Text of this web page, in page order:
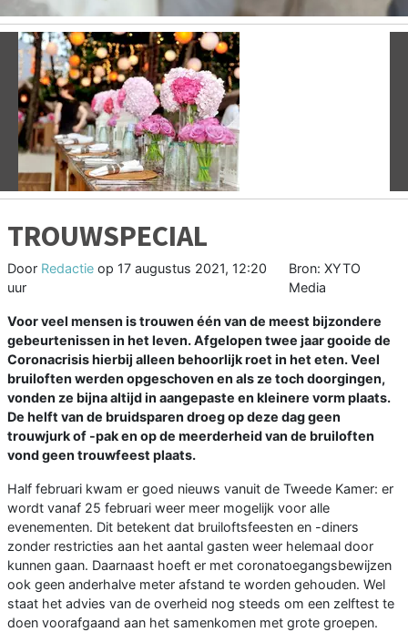
Vorige
TROUWSPECIAL
Door Redactie op 17 augustus 2021, 12:20
uur
Bron: XYTO
Media
Voor veel mensen is trouwen één van de meest bijzondere
gebeurtenissen in het leven. Afgelopen twee jaar gooide de
Coronacrisis hierbij alleen behoorlijk roet in het eten. Veel
bruiloften werden opgeschoven en als ze toch doorgingen,
vonden ze bijna altijd in aangepaste en kleinere vorm plaats.
De helft van de bruidsparen droeg op deze dag geen
trouwjurk of -pak en op de meerderheid van de bruiloften
vond geen trouwfeest plaats.
Half februari kwam er goed nieuws vanuit de Tweede Kamer: er
wordt vanaf 25 februari weer meer mogelijk voor alle
evenementen. Dit betekent dat bruiloftsfeesten en -diners
zonder restricties aan het aantal gasten weer helemaal door
kunnen gaan. Daarnaast hoeft er met coronatoegangsbewijzen
ook geen anderhalve meter afstand te worden gehouden. Wel
staat het advies van de overheid nog steeds om een zelftest te
doen voorafgaand aan het samenkomen met grote groepen.